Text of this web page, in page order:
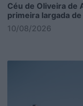
Céu de Oliveira de
primeira largada
10/08/2026